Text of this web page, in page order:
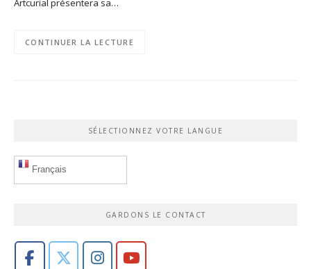
Artcurial présentera sa…
CONTINUER LA LECTURE
SÉLECTIONNEZ VOTRE LANGUE
Français
GARDONS LE CONTACT